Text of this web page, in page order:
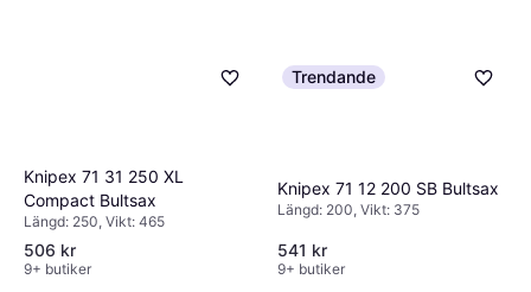
Knipex 71 31 250 XL
Compact Bultsax
Längd: 250, Vikt: 465
506 kr
9+ butiker
Trendande
Knipex 71 12 200 SB Bultsax
Längd: 200, Vikt: 375
541 kr
9+ butiker